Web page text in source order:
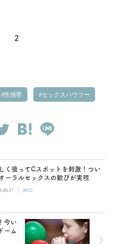
2
性感帯 セックスハウツー
く吸ってCスポットを刺激！つい
ーラルセックスの歓びが実現
| #012
今い
ーム